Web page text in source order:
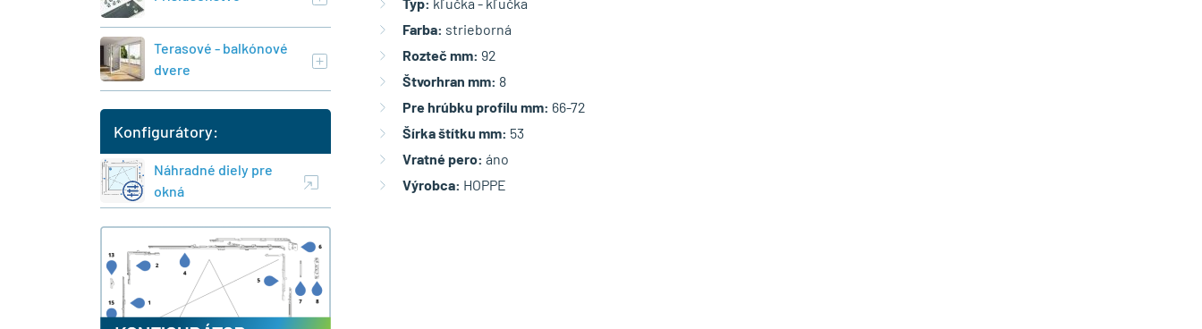
Typ: kľučka - kľučka
Farba: strieborná
Rozteč mm: 92
Štvorhran mm: 8
Pre hrúbku profilu mm: 66-72
Šírka štítku mm: 53
Vratné pero: áno
Výrobca: HOPPE
Terasové - balkónové
dvere
Konfigurátory:
Náhradné diely pre
okná